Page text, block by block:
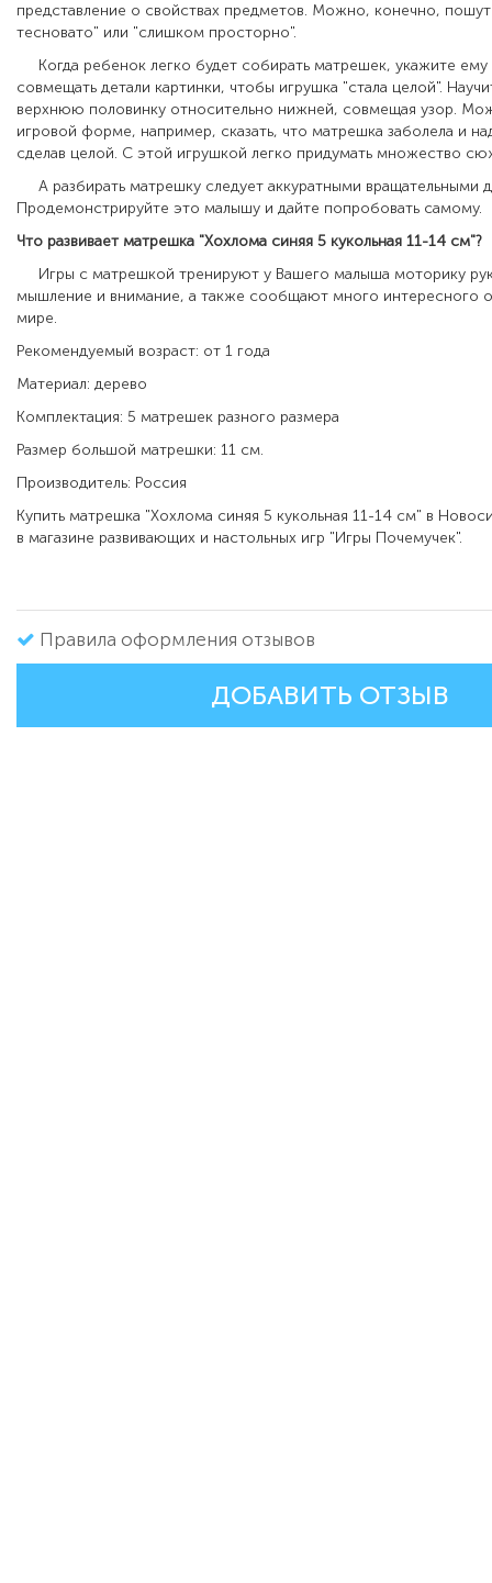
представление о свойствах предметов. Можно, конечно,
тесновато" или "слишком просторно".
Когда ребенок легко будет собирать матрешек, укажите ему
совмещать детали картинки, чтобы игрушка "стала целой".
верхнюю половинку относительно нижней, совмещая узор.
игровой форме, например, сказать, что матрешка заболела и
сделав целой. С этой игрушкой легко придумать множество
А разбирать матрешку следует аккуратными вращательными
Продемонстрируйте это малышу и дайте попробовать самому.
Что развивает матрешка "Хохлома синяя 5 кукольная 11-14 см"?
Игры с матрешкой тренируют у Вашего малыша моторику
мышление и внимание, а также сообщают много
мире.
Рекомендуемый возраст: от 1 года
Материал: дерево
Комплектация: 5 матрешек разного размера
Размер большой матрешки: 11 см.
Производитель: Россия
Купить матрешка "Хохлома синяя 5 кукольная 11-14 см" в
в магазине развивающих и настольных игр "Игры Почемучек".
Правила оформления отзывов
ДОБАВИТЬ ОТЗЫВ